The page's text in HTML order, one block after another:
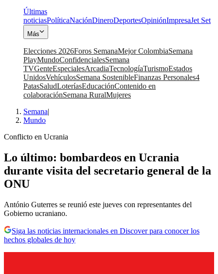
Últimas
noticiasPolíticaNaciónDineroDeportesOpiniónImpresaJet Set
Más
Elecciones 2026Foros SemanaMejor ColombiaSemana
PlayMundoConfidencialesSemana
TVGenteEspecialesArcadiaTecnologíaTurismoEstados
UnidosVehículosSemana SostenibleFinanzas Personales4
PatasSaludLoteríasEducaciónContenido en
colaboraciónSemana RuralMujeres
Semana|
Mundo
Conflicto en Ucrania
Lo último: bombardeos en Ucrania
durante visita del secretario general de la
ONU
António Guterres se reunió este jueves con representantes del
Gobierno ucraniano.
Siga las noticias internacionales en Discover para conocer los
hechos globales de hoy